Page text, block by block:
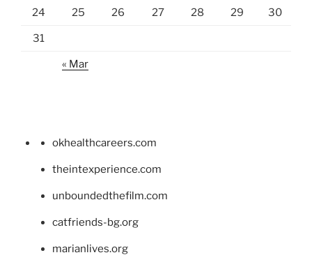
24 25 26 27 28 29 30
31
« Mar
okhealthcareers.com
theintexperience.com
unboundedthefilm.com
catfriends-bg.org
marianlives.org